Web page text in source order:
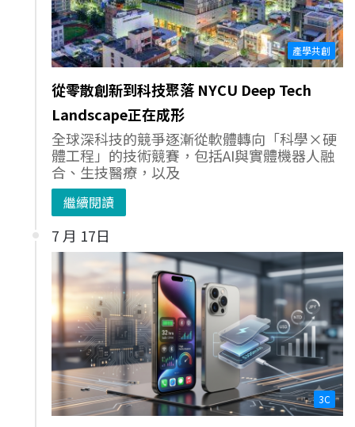
產學共創
從零散創新到科技聚落 NYCU Deep Tech
Landscape正在成形
全球深科技的競爭逐漸從軟體轉向「科學×硬
體工程」的技術競賽，包括AI與實體機器人融
合、生技醫療，以及
繼續閱讀
7 月 17日
3C